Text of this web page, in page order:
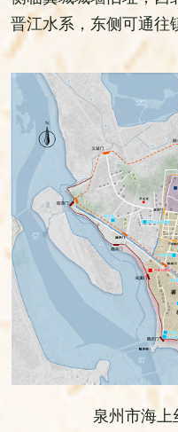
晋江水系，东侧可通往
泉州市海上